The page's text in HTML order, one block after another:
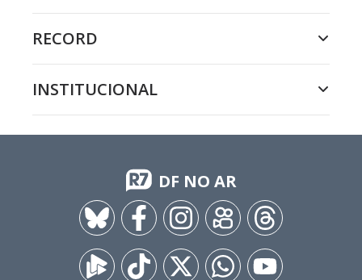
RECORD
INSTITUCIONAL
DF NO AR